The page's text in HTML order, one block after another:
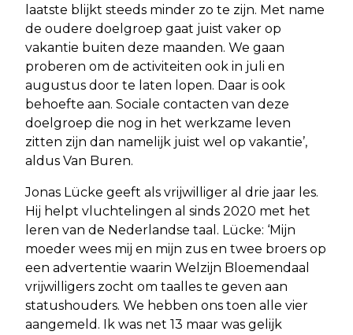
laatste blijkt steeds minder zo te zijn. Met name
de oudere doelgroep gaat juist vaker op
vakantie buiten deze maanden. We gaan
proberen om de activiteiten ook in juli en
augustus door te laten lopen. Daar is ook
behoefte aan. Sociale contacten van deze
doelgroep die nog in het werkzame leven
zitten zijn dan namelijk juist wel op vakantie’,
aldus Van Buren.
Jonas Lücke geeft als vrijwilliger al drie jaar les.
Hij helpt vluchtelingen al sinds 2020 met het
leren van de Nederlandse taal. Lücke: ‘Mijn
moeder wees mij en mijn zus en twee broers op
een advertentie waarin Welzijn Bloemendaal
vrijwilligers zocht om taalles te geven aan
statushouders. We hebben ons toen alle vier
aangemeld. Ik was net 13 maar was gelijk